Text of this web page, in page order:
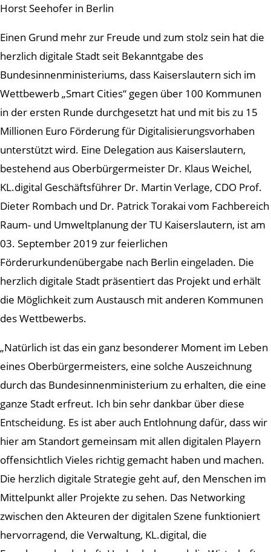
Horst Seehofer in Berlin
Einen Grund mehr zur Freude und zum stolz sein hat die
herzlich digitale Stadt seit Bekanntgabe des
Bundesinnenministeriums, dass Kaiserslautern sich im
Wettbewerb „Smart Cities“ gegen über 100 Kommunen
in der ersten Runde durchgesetzt hat und mit bis zu 15
Millionen Euro Förderung für Digitalisierungsvorhaben
unterstützt wird. Eine Delegation aus Kaiserslautern,
bestehend aus Oberbürgermeister Dr. Klaus Weichel,
KL.digital Geschäftsführer Dr. Martin Verlage, CDO Prof.
Dieter Rombach und Dr. Patrick Torakai vom Fachbereich
Raum- und Umweltplanung der TU Kaiserslautern, ist am
03. September 2019 zur feierlichen
Förderurkundenübergabe nach Berlin eingeladen. Die
herzlich digitale Stadt präsentiert das Projekt und erhält
die Möglichkeit zum Austausch mit anderen Kommunen
des Wettbewerbs.
„Natürlich ist das ein ganz besonderer Moment im Leben
eines Oberbürgermeisters, eine solche Auszeichnung
durch das Bundesinnenministerium zu erhalten, die eine
ganze Stadt erfreut. Ich bin sehr dankbar über diese
Entscheidung. Es ist aber auch Entlohnung dafür, dass wir
hier am Standort gemeinsam mit allen digitalen Playern
offensichtlich Vieles richtig gemacht haben und machen.
Die herzlich digitale Strategie geht auf, den Menschen im
Mittelpunkt aller Projekte zu sehen. Das Networking
zwischen den Akteuren der digitalen Szene funktioniert
hervorragend, die Verwaltung, KL.digital, die